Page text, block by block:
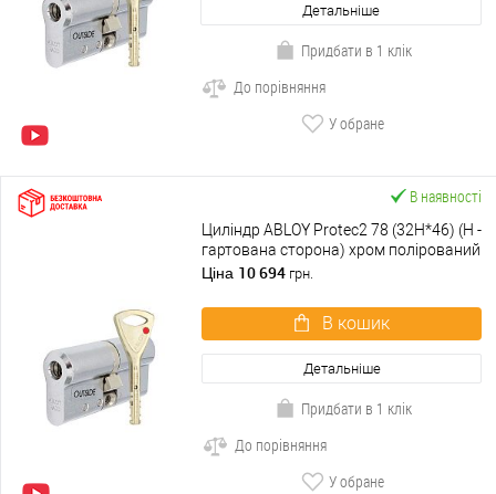
Детальніше
Придбати в 1 клік
До порівняння
У обране
В наявності
Циліндр ABLOY Protec2 78 (32H*46) (H -
гартована сторона) хром полірований
Ціна 10 694 грн.
В кошик
Детальніше
Придбати в 1 клік
До порівняння
У обране